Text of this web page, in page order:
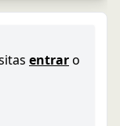
entraro